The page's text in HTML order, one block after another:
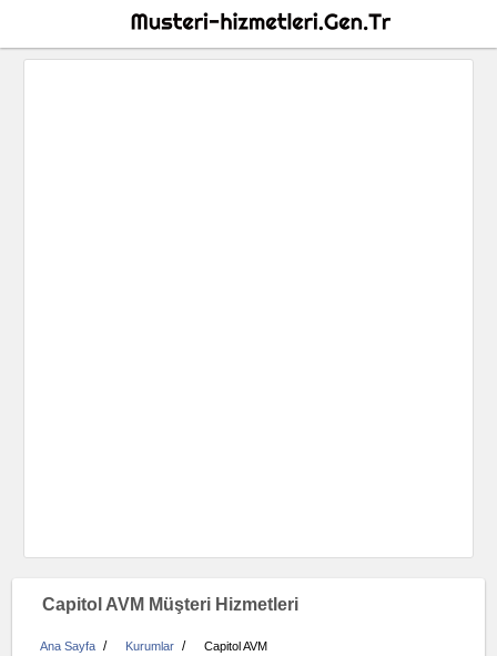
Capitol AVM Müşteri Hizmetleri
Ana Sayfa / Kurumlar / Capitol AVM